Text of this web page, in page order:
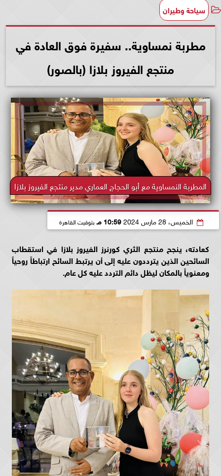
سياحة وطيران
مطربة نمساوية.. سفيرة فوق العادة في
منتجع الفيروز بلازا (بالصور)
المطربة النمساوية مع أبو الحجاج العماري مدير منتجع الفيروز بلازا
الخميس، 28 مارس 2024 10:59 مـ بتوقيت القاهرة
كعادته، ينجح منتجع الثري كورنرز الفيروز بلازا في استقطاب
السائحين الذين يترددون عليه إلى أن يرتبط السائح ارتباطاً روحياً
ومعنوياً بالمكان ليظل دائم التردد عليه كل عام.